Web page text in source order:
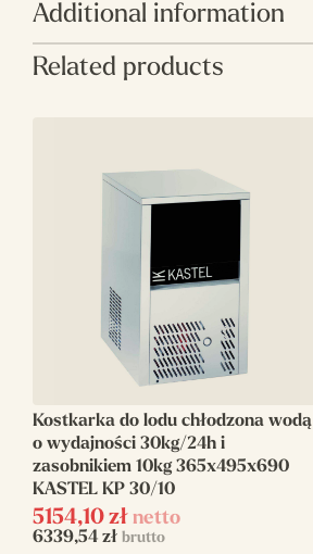
Additional information
Producent Kastel
Wysokość (mm)
Wydajność (kg)
Zasobnik (kg)
Czynnik
chłodniczy
R452A
Chłodzenie Wodą
Waga (kg) 53
Moc elektryczna
(W)
Related products
Kostkarka do lodu chłodzona wodą
o wydajności 30kg/24h i
zasobnikiem 10kg 365x495x690
KASTEL KP 30/10
5154,10 zł netto
6339,54 zł brutto